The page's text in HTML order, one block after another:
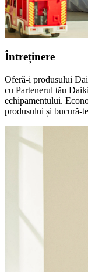
Întreținere
Oferă-i produsului
cu Partenerul tău
echipamentului.
produsului și bucură-